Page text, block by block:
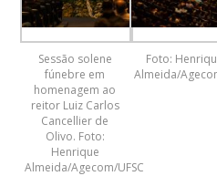
Sessão solene
fúnebre em
homenagem ao
reitor Luiz Carlos
Cancellier de
Olivo. Foto:
Henrique
Almeida/Agecom/UFSC
Foto:
Almeida/